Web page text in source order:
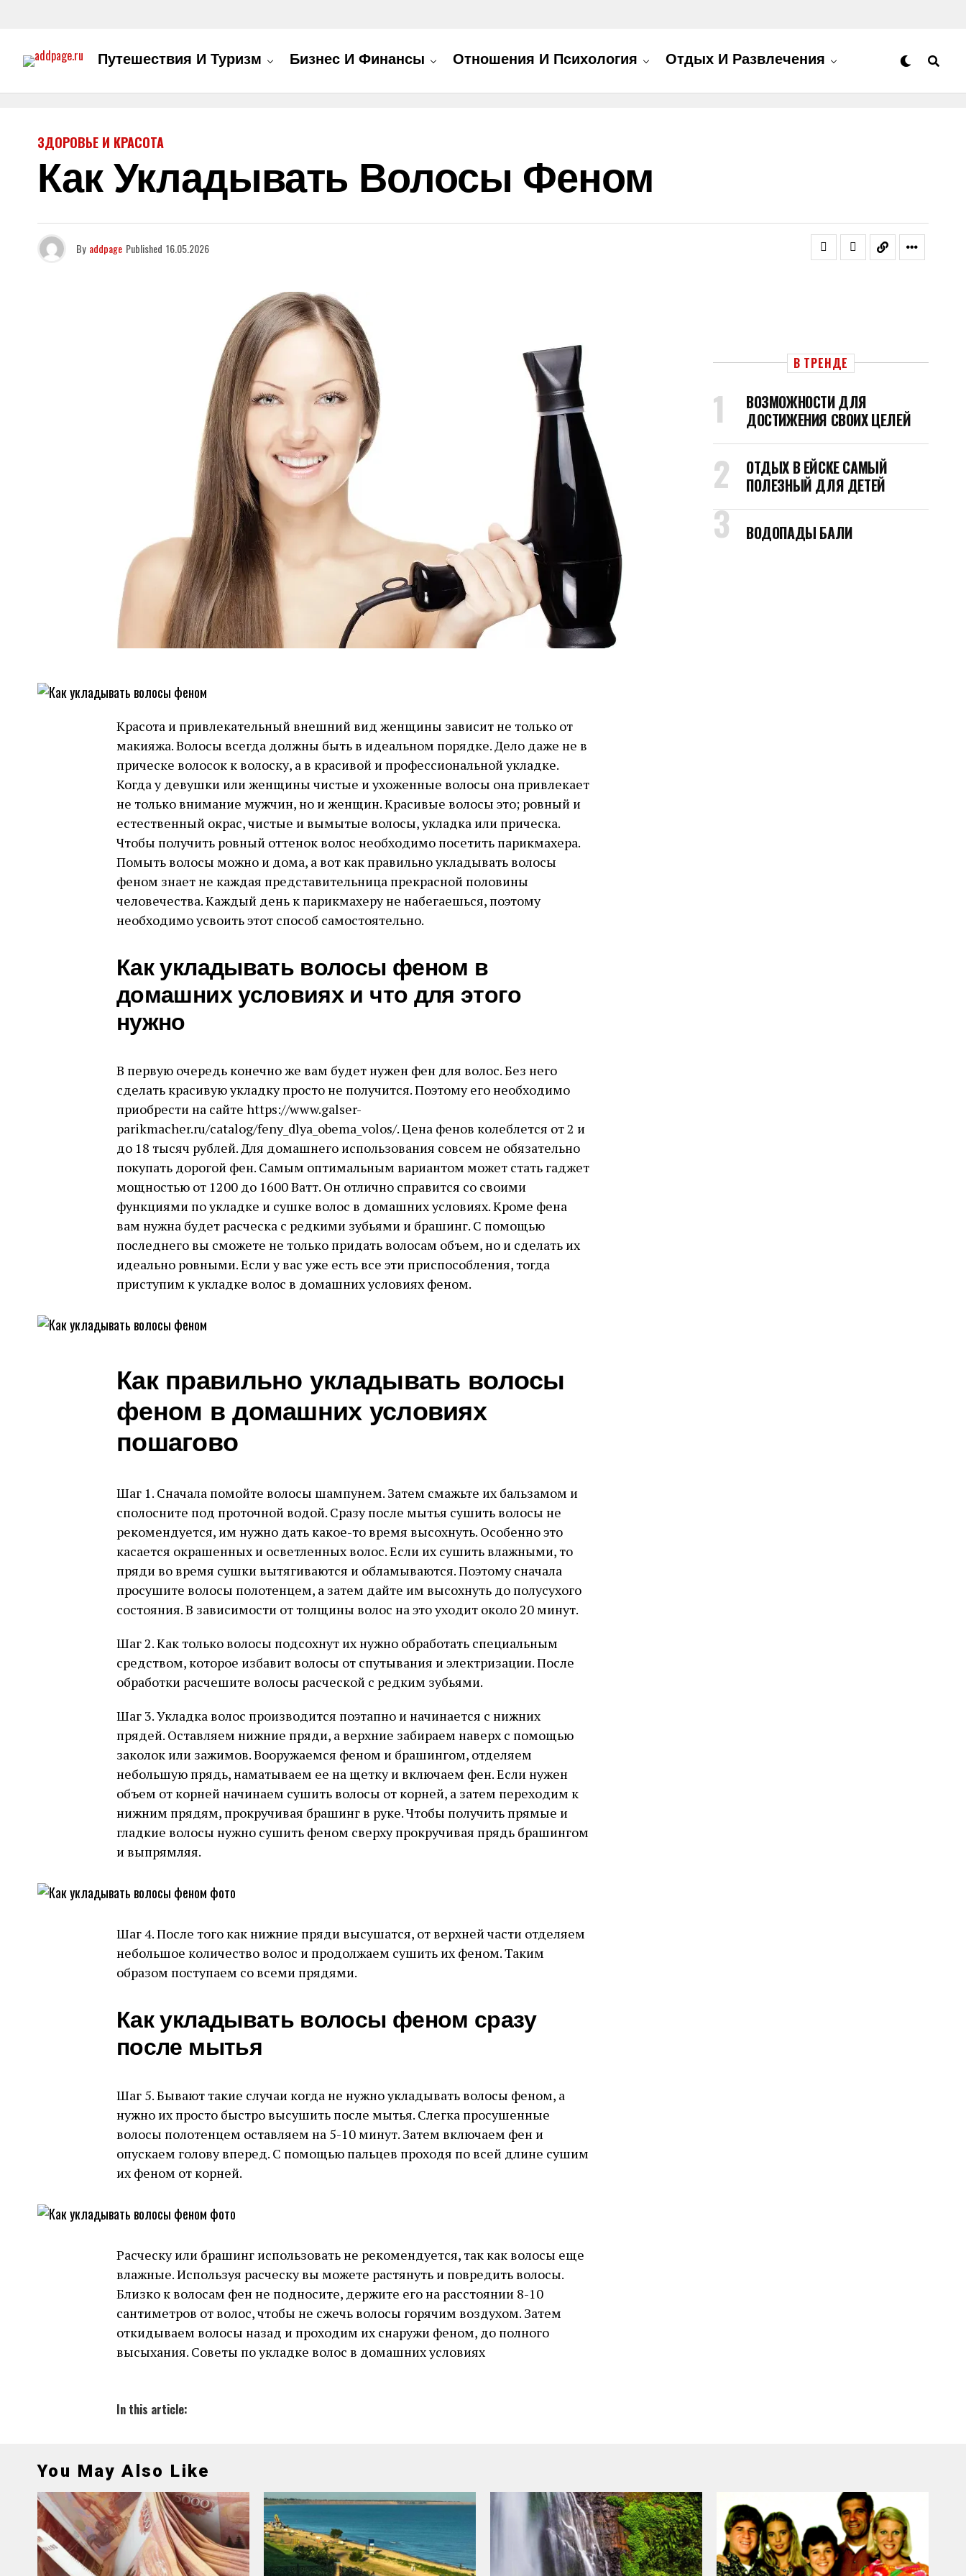
Путешествия И Туризм Бизнес И Финансы Отношения И Психология Отдых И Развлечения
ЗДОРОВЬЕ И КРАСОТА
Как Укладывать Волосы Феном
By addpage Published 16.05.2026
Красота и привлекательный внешний вид женщины зависит не только от
макияжа. Волосы всегда должны быть в идеальном порядке. Дело даже не в
прическе волосок к волоску, а в красивой и профессиональной укладке.
Когда у девушки или женщины чистые и ухоженные волосы она привлекает
не только внимание мужчин, но и женщин. Красивые волосы это; ровный и
естественный окрас, чистые и вымытые волосы, укладка или прическа.
Чтобы получить ровный оттенок волос необходимо посетить парикмахера.
Помыть волосы можно и дома, а вот как правильно укладывать волосы
феном знает не каждая представительница прекрасной половины
человечества. Каждый день к парикмахеру не набегаешься, поэтому
необходимо усвоить этот способ самостоятельно.
Как укладывать волосы феном в
домашних условиях и что для этого
нужно
В первую очередь конечно же вам будет нужен фен для волос. Без него
сделать красивую укладку просто не получится. Поэтому его необходимо
приобрести на сайте https://www.galser-
parikmacher.ru/catalog/feny_dlya_obema_volos/. Цена фенов колеблется от 2 и
до 18 тысяч рублей. Для домашнего использования совсем не обязательно
покупать дорогой фен. Самым оптимальным вариантом может стать гаджет
мощностью от 1200 до 1600 Ватт. Он отлично справится со своими
функциями по укладке и сушке волос в домашних условиях. Кроме фена
вам нужна будет расческа с редкими зубьями и брашинг. С помощью
последнего вы сможете не только придать волосам объем, но и сделать их
идеально ровными. Если у вас уже есть все эти приспособления, тогда
приступим к укладке волос в домашних условиях феном.
Как правильно укладывать волосы
феном в домашних условиях
пошагово
Шаг 1. Сначала помойте волосы шампунем. Затем смажьте их бальзамом и
сполосните под проточной водой. Сразу после мытья сушить волосы не
рекомендуется, им нужно дать какое-то время высохнуть. Особенно это
касается окрашенных и осветленных волос. Если их сушить влажными, то
пряди во время сушки вытягиваются и обламываются. Поэтому сначала
просушите волосы полотенцем, а затем дайте им высохнуть до полусухого
состояния. В зависимости от толщины волос на это уходит около 20 минут.
Шаг 2. Как только волосы подсохнут их нужно обработать специальным
средством, которое избавит волосы от спутывания и электризации. После
обработки расчешите волосы расческой с редким зубьями.
Шаг 3. Укладка волос производится поэтапно и начинается с нижних
прядей. Оставляем нижние пряди, а верхние забираем наверх с помощью
заколок или зажимов. Вооружаемся феном и брашингом, отделяем
небольшую прядь, наматываем ее на щетку и включаем фен. Если нужен
объем от корней начинаем сушить волосы от корней, а затем переходим к
нижним прядям, прокручивая брашинг в руке. Чтобы получить прямые и
гладкие волосы нужно сушить феном сверху прокручивая прядь брашингом
и выпрямляя.
Шаг 4. После того как нижние пряди высушатся, от верхней части отделяем
небольшое количество волос и продолжаем сушить их феном. Таким
образом поступаем со всеми прядями.
Как укладывать волосы феном сразу
после мытья
Шаг 5. Бывают такие случаи когда не нужно укладывать волосы феном, а
нужно их просто быстро высушить после мытья. Слегка просушенные
волосы полотенцем оставляем на 5-10 минут. Затем включаем фен и
опускаем голову вперед. С помощью пальцев проходя по всей длине сушим
их феном от корней.
Расческу или брашинг использовать не рекомендуется, так как волосы еще
влажные. Используя расческу вы можете растянуть и повредить волосы.
Близко к волосам фен не подносите, держите его на расстоянии 8-10
сантиметров от волос, чтобы не сжечь волосы горячим воздухом. Затем
откидываем волосы назад и проходим их снаружи феном, до полного
высыхания. Советы по укладке волос в домашних условиях
In this article:
В ТРЕНДЕ
ВОЗМОЖНОСТИ ДЛЯ
ДОСТИЖЕНИЯ СВОИХ ЦЕЛЕЙ
ОТДЫХ В ЕЙСКЕ САМЫЙ
ПОЛЕЗНЫЙ ДЛЯ ДЕТЕЙ
ВОДОПАДЫ БАЛИ
You May Also Like